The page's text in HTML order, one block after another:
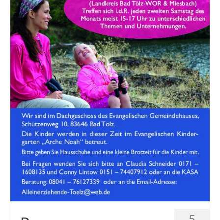
Gemeinde
Mitarbeitende
Pfarrteam
Pfarrbüro
KantorIn
Kita-Träger-Assistenz
Dekanatsbüro
Hausmeister und Mesnerinnen
Soziale Beratung
Kirchenvorstand